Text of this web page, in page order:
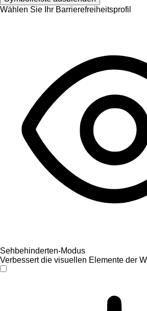
Wählen Sie Ihr Barrierefreiheitsprofil
Sehbehinderten-Modus
Verbessert die visuellen Elemente der